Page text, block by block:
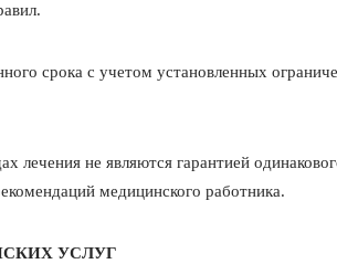
срока с учетом установленных
не являются гарантией
медицинского работника.
УСЛУГ